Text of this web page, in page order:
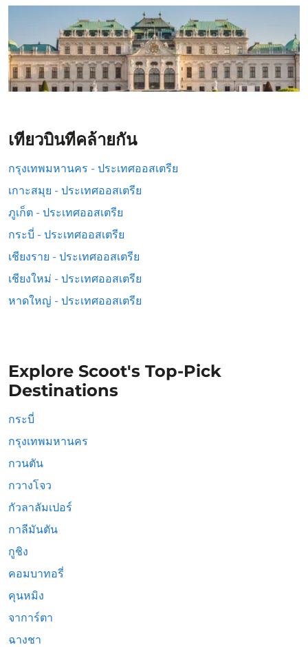
เที่ยวบินที่คล้ายกัน
กรุงเทพมหานคร - ประเทศออสเตรีย
เกาะสมุย - ประเทศออสเตรีย
ภูเก็ต - ประเทศออสเตรีย
กระบี่ - ประเทศออสเตรีย
เชียงราย - ประเทศออสเตรีย
เชียงใหม่ - ประเทศออสเตรีย
หาดใหญ่ - ประเทศออสเตรีย
Explore Scoot's Top-Pick
Destinations
กระบี่
กรุงเทพมหานคร
กวนตัน
กวางโจว
กัวลาลัมเปอร์
กาลีมันตัน
กูชิง
คอมบาทอรี่
คุนหมิง
จาการ์ตา
ฉางชา